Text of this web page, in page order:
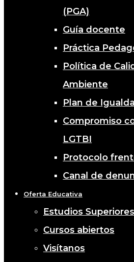
(PGA)
Guía docente
Práctica
Política de
Ambiente
Plan de
Compromiso
LGTBI
Protocolo
Canal de
Oferta Educativa
Estudios Superiores
Cursos abiertos
Visítanos